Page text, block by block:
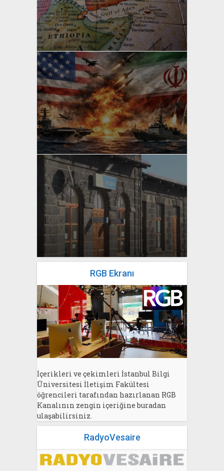
yazan
Bahri Ak
yazan
Bahri Ak
yazan
Bahri Ak
RGB Ekranı
İçerikleri ve çekimleri İstanbul Bilgi
Üniversitesi İletişim Fakültesi
öğrencileri tarafından hazırlanan RGB
Kanalının zengin içeriğine buradan
ulaşabilirsiniz.
RadyoVesaire